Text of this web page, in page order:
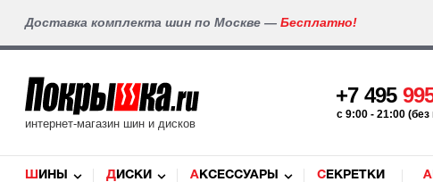
Доставка комплекта шин по Москве — Бесплатно!
интернет-магазин шин и дисков
+7 495
c 9:00 - 21:00
ШИНЫ ДИСКИ АКСЕССУАРЫ СЕКРЕТКИ